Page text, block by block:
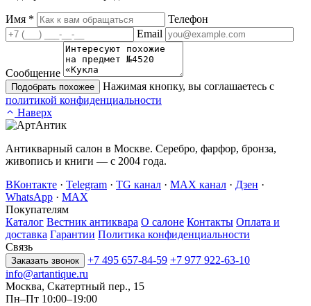
Имя *
Телефон
Email
Сообщение
Подобрать похожее
Нажимая кнопку, вы соглашаетесь с
политикой конфиденциальности
Наверх
Антикварный салон в Москве. Серебро, фарфор, бронза,
живопись и книги — с 2004 года.
ВКонтакте · Telegram · TG канал · MAX канал · Дзен ·
WhatsApp · MAX
Покупателям
Каталог Вестник антиквара О салоне Контакты Оплата и
доставка Гарантии Политика конфиденциальности
Связь
Заказать звонок +7 495 657-84-59 +7 977 922-63-10
info@artantique.ru
Москва, Скатертный пер., 15
Пн–Пт 10:00–19:00